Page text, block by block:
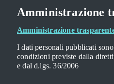
Amministrazione
Amministrazione
I dati personali pubblicati
condizioni previste dalla
e dal d.lgs. 36/2006